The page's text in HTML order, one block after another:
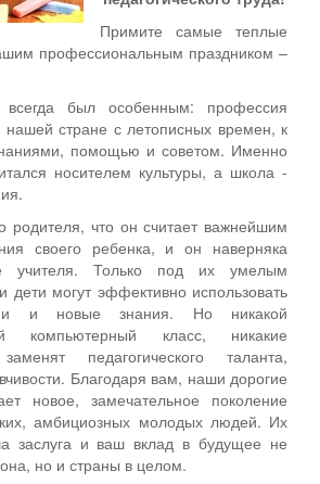
Примите самые теплые
профессиональным праздником –
был особенным: профессия
нашей стране с летописных времен, к
помощью и советом. Именно
носителем культуры, а школа -
родителя, что он считает важнейшим
своего ребенка, и он наверняка
учителя. Только под их умелым
дети могут эффективно использовать
и новые знания. Но никакой
компьютерный класс, никакие
педагогического таланта,
Благодаря вам, наши дорогие
новое, замечательное поколение
амбициозных молодых людей. Их
заслуга и ваш вклад в будущее не
но и страны в целом.